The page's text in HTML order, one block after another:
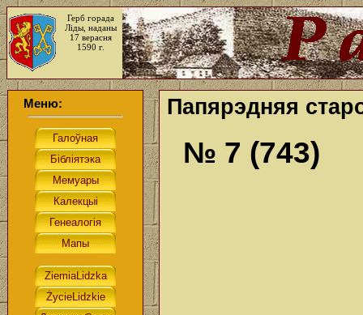
Герб горада
Ліды, наданы
17 верасня
1590 г.
Меню: Папярэдняя
№ 7 (743)